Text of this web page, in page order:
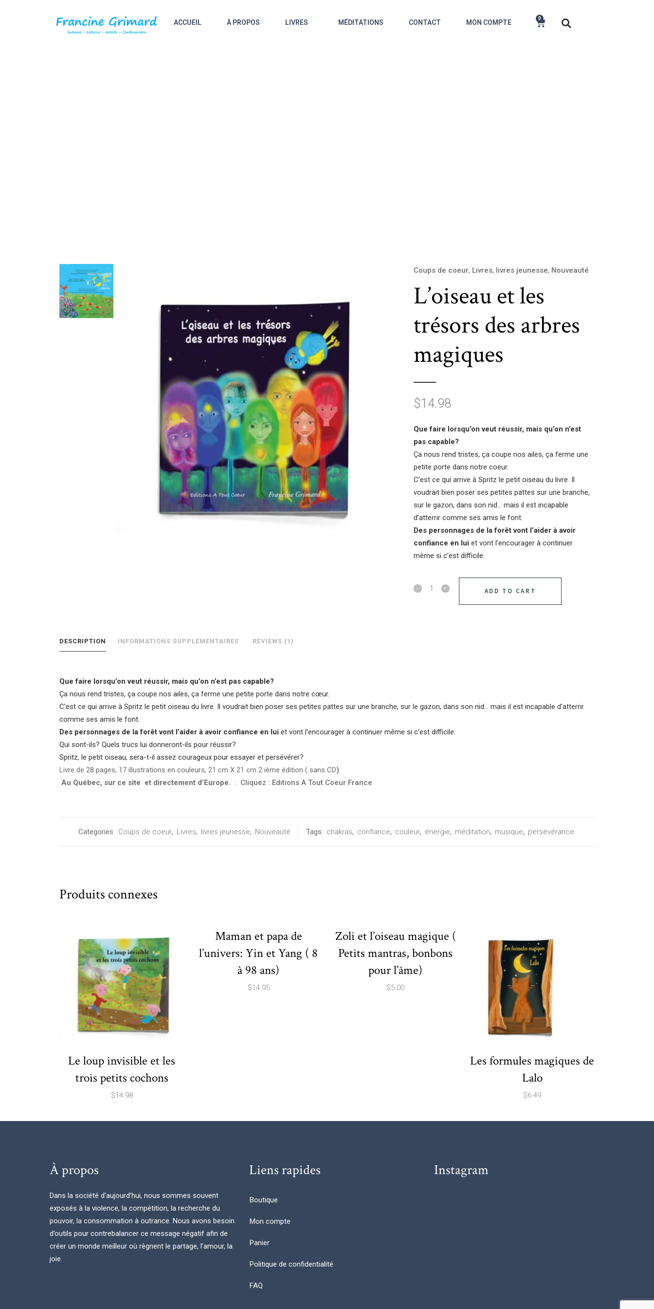
ACCUEIL À PROPOS LIVRES MÉDITATIONS CONTACT MON COMPTE
0
Coups de coeur, Livres, livres jeunesse, Nouveauté
L’oiseau et les
trésors des arbres
magiques
$14.98
Que faire lorsqu’on veut réussir, mais qu’on n’est
pas capable?
Ça nous rend tristes, ça coupe nos ailes, ça ferme une
petite porte dans notre coeur.
C’est ce qui arrive à Spritz le petit oiseau du livre. Il
voudrait bien poser ses petites pattes sur une branche,
sur le gazon, dans son nid… mais il est incapable
d’atterrir comme ses amis le font.
Des personnages de la forêt vont l’aider à avoir
confiance en lui et vont l’encourager à continuer
même si c’est difficile.
ADD TO CART
DESCRIPTION INFORMATIONS SUPPLÉMENTAIRES REVIEWS (1)
Que faire lorsqu’on veut réussir, mais qu’on n’est pas capable?
Ça nous rend tristes, ça coupe nos ailes, ça ferme une petite porte dans notre cœur.
C’est ce qui arrive à Spritz le petit oiseau du livre. Il voudrait bien poser ses petites pattes sur une branche, sur le gazon, dans son nid… mais il est incapable d’atterrir
comme ses amis le font.
Des personnages de la forêt vont l’aider à avoir confiance en lui et vont l’encourager à continuer même si c’est difficile.
Qui sont-ils? Quels trucs lui donneront-ils pour réussir?
Spritz, le petit oiseau, sera-t-il assez courageux pour essayer et persévérer?
Livre de 28 pages, 17 illustrations en couleurs, 21 cm X 21 cm 2 ième édition ( sans CD)
Au Québec, sur ce site et directement d’Europe. : Cliquez : Editions A Tout Coeur France
Categories: Coups de coeur, Livres, livres jeunesse, Nouveauté Tags: chakras, confiance, couleur, énergie, méditation, musique, persévérance
Produits connexes
Le loup invisible et les
trois petits cochons
$14.98
Maman et papa de
l’univers: Yin et Yang ( 8
à 98 ans)
$14.95
Zoli et l’oiseau magique (
Petits mantras, bonbons
pour l’âme)
$5.00
Les formules magiques de
Lalo
$6.49
À propos
Dans la société d’aujourd’hui, nous sommes souvent
exposés à la violence, la compétition, la recherche du
pouvoir, la consommation à outrance. Nous avons besoin
d’outils pour contrebalancer ce message négatif afin de
créer un monde meilleur où règnent le partage, l’amour, la
joie.
Liens rapides
Boutique
Mon compte
Panier
Politique de confidentialité
FAQ
Instagram